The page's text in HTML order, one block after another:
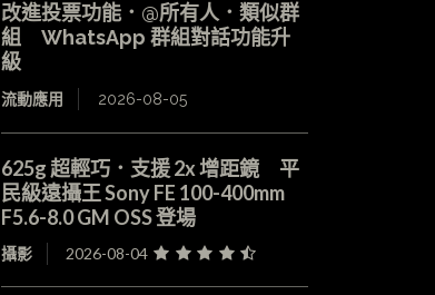
改進投票功能．@所有人．類似群
組 WhatsApp 群組對話功能升
級
流動應用 2026-08-05
625g 超輕巧．支援 2x 增距鏡 平
民級遠攝王 Sony FE 100-400mm
F5.6-8.0 GM OSS 登場
攝影 2026-08-04